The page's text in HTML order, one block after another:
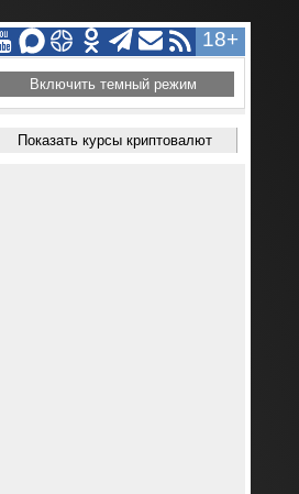
18+
Включить темный режим
Показать курсы криптовалют